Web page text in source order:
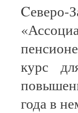
курс
года в